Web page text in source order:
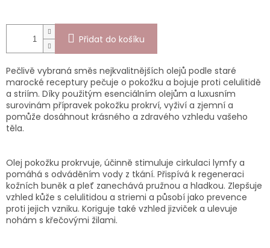
Přidat do košíku
Pečlivě vybraná směs nejkvalitnějších olejů podle staré
marocké receptury pečuje o pokožku a bojuje proti celulitidě
a striím. Díky použitým esenciálním olejům a luxusním
surovinám přípravek pokožku prokrví, vyživí a zjemní a
pomůže dosáhnout krásného a zdravého vzhledu vašeho
těla.
Olej pokožku prokrvuje, účinně stimuluje cirkulaci lymfy a
pomáhá s odváděním vody z tkání. Přispívá k regeneraci
kožních buněk a pleť zanechává pružnou a hladkou. Zlepšuje
vzhled kůže s celulitidou a striemi a působí jako prevence
proti jejich vzniku. Koriguje také vzhled jizviček a ulevuje
nohám s křečovými žilami.